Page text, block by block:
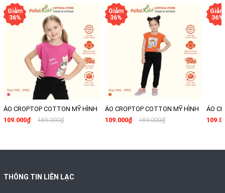
ÁO CROPTOP COTTON MỸ HÌNH
IN 3 CHÚ MÈO BÉ GÁI CAO CẤP -
109.000₫ 169.000₫
ÁO CROPTOP COTTON MỸ HÌNH
IN BÉ GÁI PHI HÀNH GIA BÉ GÁI
109.000₫ 169.000₫
ÁO
IN
THÔNG TIN LIÊN LẠC